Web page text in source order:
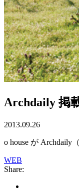
Archdaily 掲
2013.09.26
o house が Archdaily
WEB
Share: